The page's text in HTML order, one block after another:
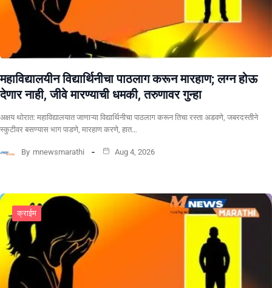
महाविद्यालयीन विद्यार्थिनीचा पाठलाग करून मारहाण; लग्न होऊ
देणार नाही, जीवे मारण्याची धमकी, तरुणावर गुन्हा
अक्षय थोरात: महाविद्यालयात जाणाऱ्या विद्यार्थिनीचा पाठलाग करून तिचा रस्ता अडवणे, जबरदस्तीने
स्कुटीवर बसण्यास भाग पाडणे, मारहाण करणे, हात…
By mnewsmarathi Aug 4, 2026
क्राईम